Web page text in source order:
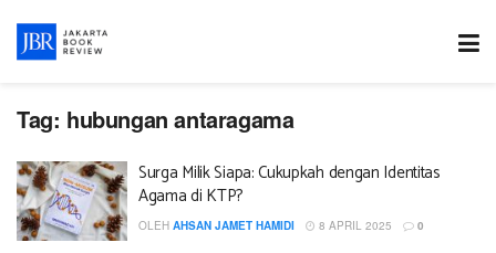
Tag: hubungan antaragama
Surga Milik Siapa: Cukupkah dengan Identitas
Agama di KTP?
OLEH AHSAN JAMET HAMIDI 8 APRIL 2025 0